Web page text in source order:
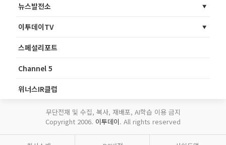
뉴스발전소
이투데이TV
스페셜리포트
Channel 5
위너스IR클럽
무단전재 및 수집, 복사, 재배포, AI학습 이용 금지
Copyright 2006. 이투데이. All rights reserved